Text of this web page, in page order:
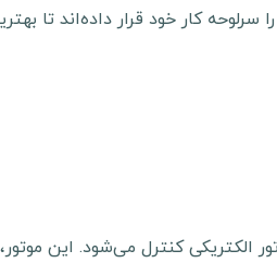
را سرلوحه کار خود قرار داده‌اند تا
کنترل می‌شود. این موتور،